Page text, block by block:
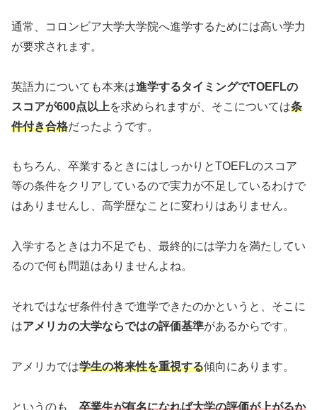
通常、コロンビア大学大学院へ進学するためには高い学力
が要求されます。
英語力についても本来は進学するタイミングでTOEFLの
スコアが600点以上を求められますが、そこについては条
件付き合格だったようです。
もちろん、卒業するときにはしっかりとTOEFLのスコア
等の条件をクリアしているので実力が不足しているわけで
はありませんし、高学歴なことに変わりはありません。
入学するときは力不足でも、最終的には学力を満たしてい
るので何も問題はありませんよね。
それではなぜ条件付きで進学できたのかというと、そこに
はアメリカの大学ならではの評価基準があるからです。
アメリカでは学生の将来性を重視する傾向にあります。
というのも、 卒業生が有名になれば大学の評価が上がるか